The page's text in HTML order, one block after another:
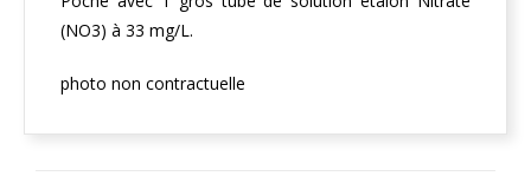
(NO3) à 33 mg/L.
photo non contractuelle